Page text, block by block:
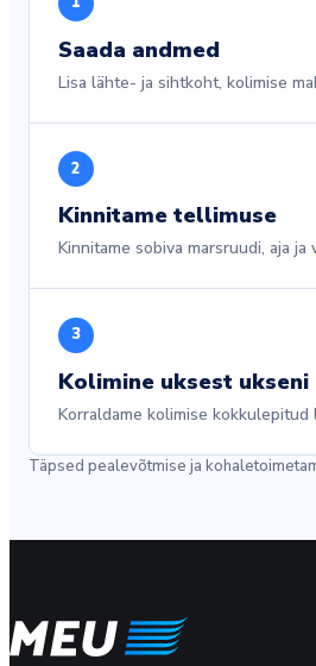
Saada andmed
Lisa lähte- ja sihtkoht, kolimise
2
Kinnitame tellimuse
Kinnitame sobiva marsruudi, aja
3
Kolimine uksest ukseni
Korraldame kolimise
Täpsed pealevõtmise ja